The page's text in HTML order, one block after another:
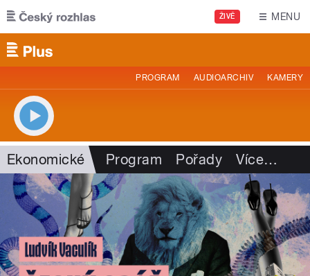
Přejít k hlavnímu obsahu
ŽIVĚ MENU
PROGRAM AUDIOARCHIV KAMERY
Ekonomické Program Pořady Více…